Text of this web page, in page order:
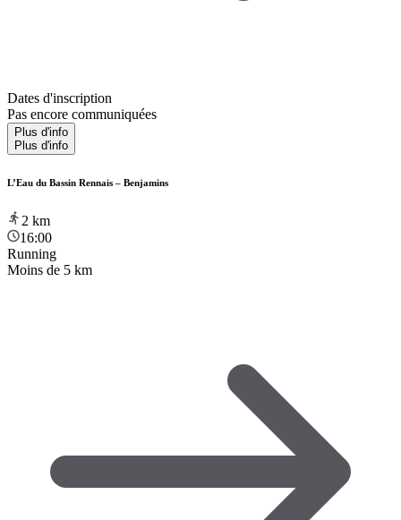
Dates d'inscription
Pas encore communiquées
Plus d'info
Plus d'info
L’Eau du Bassin Rennais – Benjamins
2 km
16:00
Running
Moins de 5 km